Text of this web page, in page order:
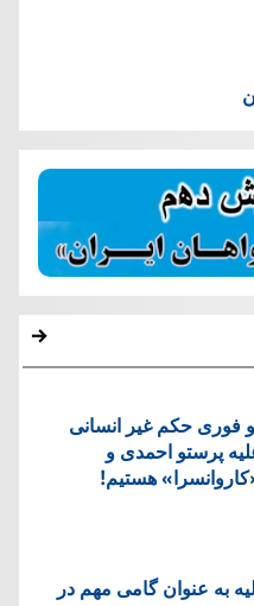
فوری حکم غیر انسانی
پرستو احمدی و
هستیم!
به عنوان گامی مهم در